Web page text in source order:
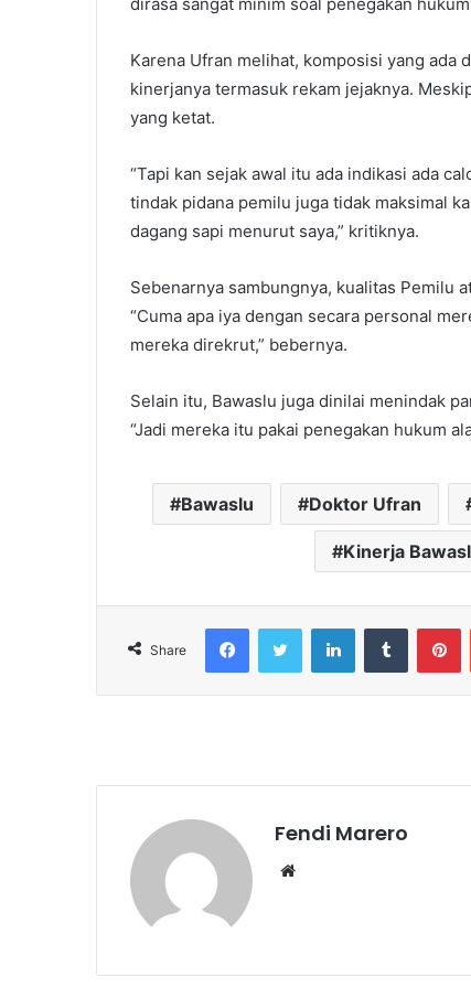
Karena Ufran melihat, komposisi yang ada
kinerjanya termasuk rekam jejaknya.
yang ketat.
“Tapi kan sejak awal itu ada indikasi ada
tindak pidana pemilu juga tidak maksimal
dagang sapi menurut saya,” kritiknya.
Sebenarnya sambungnya, kualitas Pemilu
“Cuma apa iya dengan secara personal
mereka direkrut,” bebernya.
Selain itu, Bawaslu juga dinilai menindak
“Jadi mereka itu pakai penegakan hukum
Bawaslu Doktor Ufran
Kinerja
Share
FacebookTwitter LinkedIn Tumblr
Fendi Marero